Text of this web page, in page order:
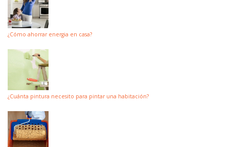
¿Cómo ahorrar energia en casa?
¿Cuánta pintura necesito para pintar una habitación?